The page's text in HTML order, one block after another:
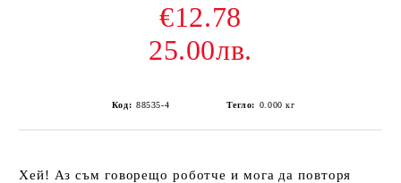
€12.78
25.00лв.
Код: 88535-4 Тегло: 0.000 кг
Хей! Аз съм говорещо роботче и мога да повторя